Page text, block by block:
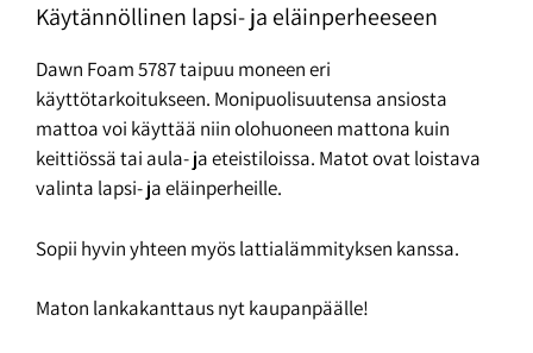
Käytännöllinen lapsi- ja eläinperheeseen
Dawn Foam 5787 taipuu moneen eri
käyttötarkoitukseen. Monipuolisuutensa ansiosta
mattoa voi käyttää niin olohuoneen mattona kuin
keittiössä tai aula- ja eteistiloissa. Matot ovat loistava
valinta lapsi- ja eläinperheille.
Sopii hyvin yhteen myös lattialämmityksen kanssa.
Maton lankakanttaus nyt kaupanpäälle!